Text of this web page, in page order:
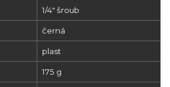
1/4" šroub
černá
plast
175 g